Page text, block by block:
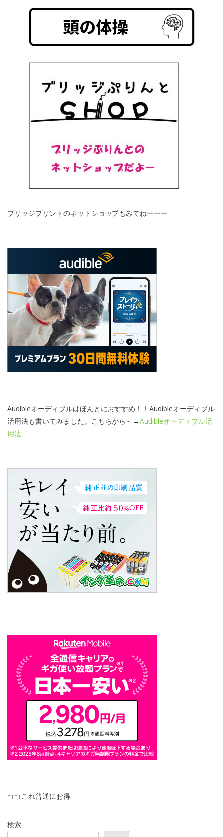
ブリッジプリントのネットショップもみてねーーー
Audibleオーディブルはほんとにおすすめ！！Audibleオーディブル
活用法も書いてみました。こちらから～→Audibleオーディブル活
用法
↑↑↑↑これ普通にお得
検索